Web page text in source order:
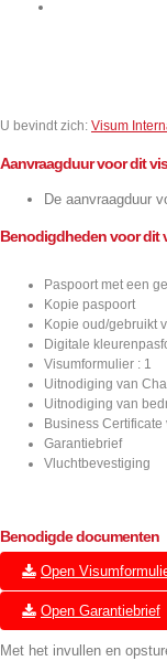
U bevindt zich: Visum
Aanvraagduur voor dit
De aanvraagduur
Benodigdheden voor dit
Paspoort met een
Kopie paspoort
Kopie oud/gebruikt
Digitale
Visumformulier : 1
Uitnodiging van
Uitnodiging van
Business
Garantiebrief
Vluchtbevestiging
Benodigde documenten
Open
Open Garantiebrief
Met het invullen en